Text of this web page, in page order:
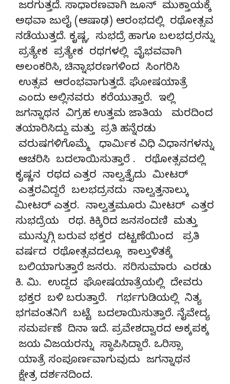
ಜರಗುತ್ತದೆ. ಸಾಧಾರಣವಾಗಿ ಜೂನ್ ಮುಕ್ತಾಯಕ್ಕೆ
ಅಥವಾ ಜುಲೈ (ಆಷಾಢ) ಆರಂಭದಲ್ಲಿ ರಥೋತ್ಸವ
ನಡೆಯುತ್ತದೆ. ಕೃಷ್ಣ, ಸುಭದ್ರೆ ಹಾಗೂ ಬಲಭದ್ರರನ್ನು
ಪ್ರತ್ಯೇಕ ಪ್ರತ್ಯೇಕ ರಥಗಳಲ್ಲಿ ವೈಭವವಾಗಿ
ಅಲಂಕರಿಸಿ, ಚಿನ್ನಾಭರಣಗಳಿಂದ ಸಿಂಗರಿಸಿ
ಉತ್ಸವ ಆರಂಭವಾಗುತ್ತದೆ. ಘೋಷಯಾತ್ರೆ
ಎಂದು ಅಲ್ಲಿನವರು ಕರೆಯುತ್ತಾರೆ. ಇಲ್ಲಿ
ಜಗನ್ನಾಥನ ವಿಗ್ರಹ ಉತ್ತಮ ಜಾತಿಯ ಮರದಿಂದ
ತಯಾರಿಸಿದ್ದು ಮತ್ತು ಪ್ರತಿ ಹನ್ನೆರಡು
ವರುಷಗಳಿಗೊಮ್ಮೆ ಧಾರ್ಮಿಕ ವಿಧಿ ವಿಧಾನಗಳನ್ನು
ಆಚರಿಸಿ ಬದಲಾಯಿಸುತ್ತಾರೆ . ರಥೋತ್ಸವದಲ್ಲಿ
ಕೃಷ್ಣನ ರಥದ ಎತ್ತರ ನಾಲ್ವತ್ತೈದು ಮೀಟರ್
ಎತ್ತರವಿದ್ದರೆ ಬಲಭದ್ರನದು ನಾಲ್ವತ್ತನಾಲ್ಕು
ಮೀಟರ್ ಎತ್ತರ. ನಾಲ್ವತ್ತಮೂರು ಮೀಟರ್ ಎತ್ತರ
ಸುಭದ್ರೆಯ ರಥ. ಕಿಕ್ಕಿರಿದ ಜನಸಂದಣಿ ಮತ್ತು
ಮುನ್ನುಗ್ಗಿ ಬರುವ ಭಕ್ತರ ದಟ್ಟಣೆಯಿಂದ ಪ್ರತಿ
ವರ್ಷದ ರಥೋತ್ಸವದಲ್ಲೂ ಕಾಲ್ತುಳಿತಕ್ಕೆ
ಬಲಿಯಾಗುತ್ತಾರೆ ಜನರು. ಸರಿಸುಮಾರು ಎರಡು
ಕಿ. ಮಿ. ಉದ್ದದ ಘೋಷಯಾತ್ರೆಯಲ್ಲಿ ದೇವರು
ಭಕ್ತರ ಬಳಿ ಬರುತ್ತಾರೆ. ಗರ್ಭಗುಡಿಯಲ್ಲಿ ನಿತ್ಯ
ಭಗವಂತನಿಗೆ ಬಟ್ಟೆ ಬದಲಾಯಿಸುತ್ತಾರೆ. ನೈವೇದ್ಯ
ಸಮರ್ಪಣೆ ದಿನಾ ಇದೆ. ಪ್ರವೇಶದ್ವಾರದ ಅಕ್ಕಪಕ್ಕ
ಜಯ ವಿಜಯರನ್ನು ಸ್ಥಾಪಿಸಿದ್ದಾರೆ. ಒರಿಸ್ಸಾ
ಯಾತ್ರೆ ಸಂಪೂರ್ಣವಾಗುವುದು ಜಗನ್ನಾಥನ
ಕ್ಷೇತ್ರ ದರ್ಶನದಿಂದ.